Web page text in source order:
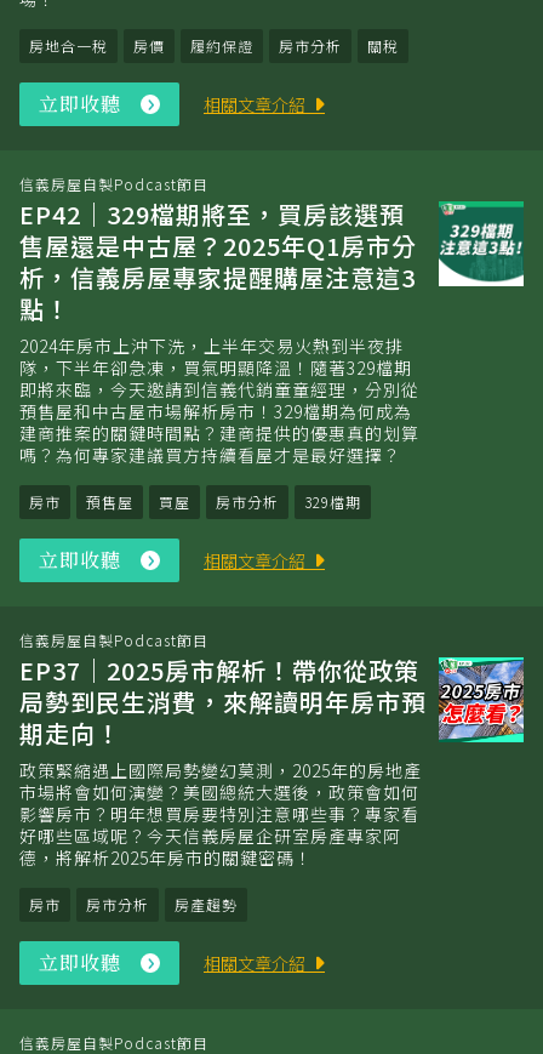
房地合一稅 房價 履約保證 房市分析 關稅
立即收聽
即
相關文章介紹
信義房屋自製Podcast節目
EP42｜329檔期將至，買房該選預
售屋還是中古屋？2025年Q1房市分
析，信義房屋專家提醒購屋注意這3
點！
2024年房市上沖下洗，上半年交易火熱到半夜排
隊，下半年卻急凍，買氣明顯降溫！隨著329檔期
即將來臨，今天邀請到信義代銷童童經理，分別從
預售屋和中古屋市場解析房市！329檔期為何成為
建商推案的關鍵時間點？建商提供的優惠真的划算
嗎？為何專家建議買方持續看屋才是最好選擇？
房市 預售屋 買屋 房市分析 329檔期
立即收聽
即
相關文章介紹
信義房屋自製Podcast節目
EP37｜2025房市解析！帶你從政策
局勢到民生消費，來解讀明年房市預
期走向！
政策緊縮遇上國際局勢變幻莫測，2025年的房地產
市場將會如何演變？美國總統大選後，政策會如何
影響房市？明年想買房要特別注意哪些事？專家看
好哪些區域呢？今天信義房屋企研室房產專家阿
德，將解析2025年房市的關鍵密碼！
房市 房市分析 房產趨勢
立即收聽
即
相關文章介紹
信義房屋自製Podcast節目